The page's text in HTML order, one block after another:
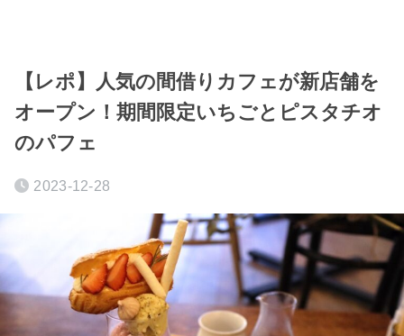
【レポ】人気の間借りカフェが新店舗を
オープン！期間限定いちごとピスタチオ
のパフェ
2023-12-28